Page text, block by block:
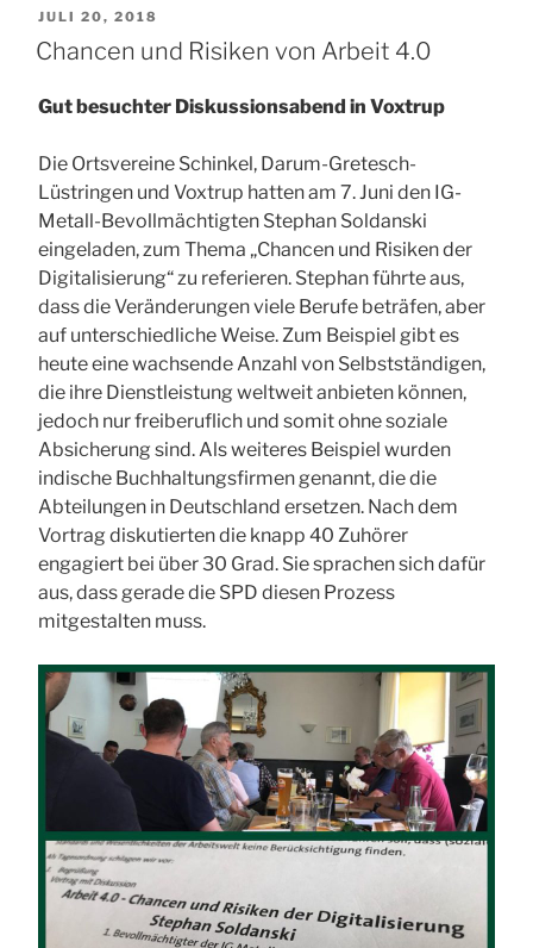
VERÖFFENTLICHT
AM
JULI 20, 2018
Chancen und Risiken von Arbeit 4.0
Gut besuchter Diskussionsabend in Voxtrup
Die Ortsvereine Schinkel, Darum-Gretesch-
Lüstringen und Voxtrup hatten am 7. Juni den IG-
Metall-Bevollmächtigten Stephan Soldanski
eingeladen, zum Thema „Chancen und Risiken der
Digitalisierung“ zu referieren. Stephan führte aus,
dass die Veränderungen viele Berufe beträfen, aber
auf unterschiedliche Weise. Zum Beispiel gibt es
heute eine wachsende Anzahl von Selbstständigen,
die ihre Dienstleistung weltweit anbieten können,
jedoch nur freiberuflich und somit ohne soziale
Absicherung sind. Als weiteres Beispiel wurden
indische Buchhaltungsfirmen genannt, die die
Abteilungen in Deutschland ersetzen. Nach dem
Vortrag diskutierten die knapp 40 Zuhörer
engagiert bei über 30 Grad. Sie sprachen sich dafür
aus, dass gerade die SPD diesen Prozess
mitgestalten muss.